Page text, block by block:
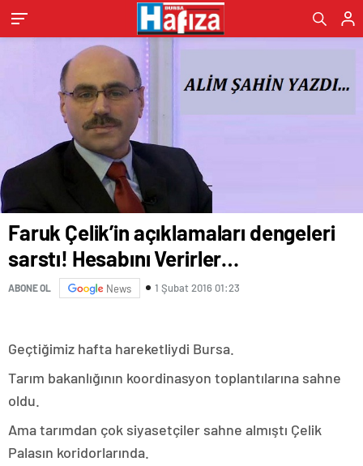
Faruk Çelik’in açıklamaları dengeleri
sarstı! Hesabını Verirler…
ABONE OL News 1 Şubat 2016 01:23
Geçtiğimiz hafta hareketliydi Bursa.
Tarım bakanlığının koordinasyon toplantılarına sahne
oldu.
Ama tarımdan çok siyasetçiler sahne almıştı Çelik
Palasın koridorlarında.